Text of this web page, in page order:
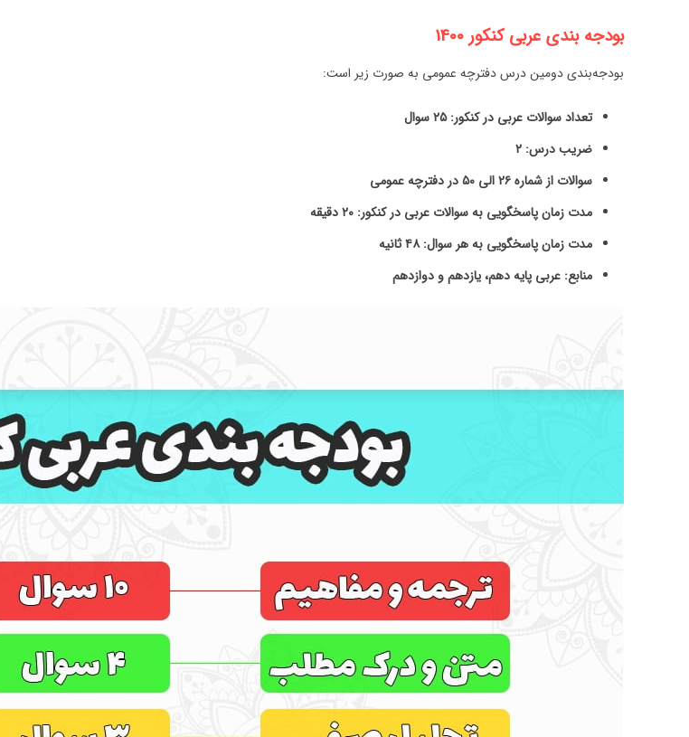
بودجه بندی عربی کنکور 1400
بودجه‌بندی دومین درس دفترچه عمومی به صورت زیر است:
تعداد سوالات عربی در کنکور: ۲۵ سوال
ضریب درس: ۲
سوالات از شماره ۲۶ الی ۵۰ در دفترچه عمومی
مدت زمان پاسخگویی به سوالات عربی در کنکور: ۲۰ دقیقه
مدت زمان پاسخگویی به هر سوال: ۴۸ ثانیه
منابع: عربی پایه دهم، یازدهم و دوازدهم